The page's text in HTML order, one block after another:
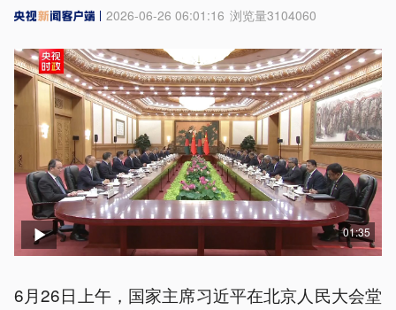
2026-06-26 06:01:16 浏览量3104060
01:35
6月26日上午，国家主席习近平在北京人民大会堂